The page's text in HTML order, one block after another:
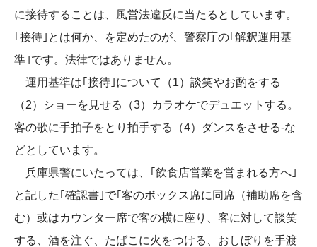
に接待することは、風営法違反に当たるとしています。
｢接待｣とは何か、を定めたのが、警察庁の｢解釈運用基
準｣です。法律ではありません。
運用基準は｢接待｣について（1）談笑やお酌をする
（2）ショーを見せる（3）カラオケでデュエットする。
客の歌に手拍子をとり拍手する（4）ダンスをさせる-な
どとしています。
兵庫県警にいたっては、｢飲食店営業を営まれる方へ｣
と記した｢確認書｣で｢客のボックス席に同席（補助席を含
む）或はカウンター席で客の横に座り、客に対して談笑
する、酒を注ぐ、たばこに火をつける、おしぼりを手渡